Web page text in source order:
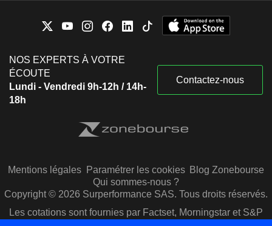
NOS EXPERTS À VOTRE
ÉCOUTE
Lundi - Vendredi 9h-12h / 14h-
18h
Contactez-nous
Mentions légales Paramétrer les cookies Blog Zonebourse
Qui sommes-nous ?
Copyright © 2026 Surperformance SAS. Tous droits réservés.
Les cotations sont fournies par Factset, Morningstar et S&P